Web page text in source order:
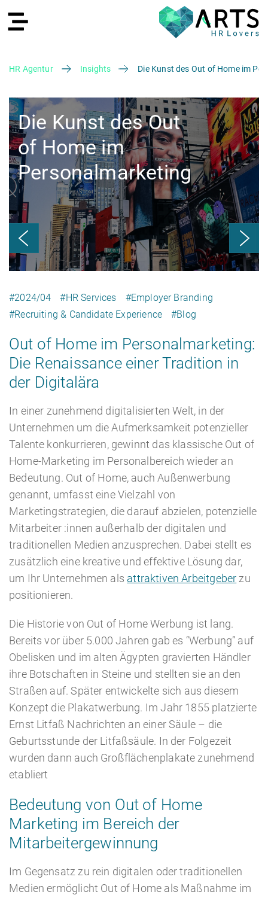
Recruiting
Recruiting Agentur
Recruiting as a Service
RPO
Active Sourcing
Personalvermittlung
HR Services
HR Services
HR Outsourcing
Onboarding
HR Audit
Lohnabrechnung
Karriere
Über ARTS
Blog
Referenzen
HR Agentur Insights Die Kunst des Out of Home im
Die Kunst des Out
of Home im
Personalmarketing
#2024/04 #HR Services
#Employer Branding
#Recruiting & Candidate Experience
#Blog
Out of Home im Personalmarketing:
Die Renaissance einer Tradition in
der Digitalära
In einer zunehmend digitalisierten Welt, in der
Unternehmen um die Aufmerksamkeit potenzieller
Talente konkurrieren, gewinnt das klassische Out of
Home-Marketing im Personalbereich wieder an
Bedeutung. Out of Home, auch Außenwerbung
genannt, umfasst eine Vielzahl von
Marketingstrategien, die darauf abzielen, potenzielle
Mitarbeiter :innen außerhalb der digitalen und
traditionellen Medien anzusprechen. Dabei stellt es
zusätzlich eine kreative und effektive Lösung dar,
um Ihr Unternehmen als attraktiven Arbeitgeber zu
positionieren.
Die Historie von Out of Home Werbung ist lang.
Bereits vor über 5.000 Jahren gab es “Werbung” auf
Obelisken und im alten Ägypten gravierten Händler
ihre Botschaften in Steine und stellten sie an den
Straßen auf. Später entwickelte sich aus diesem
Konzept die Plakatwerbung. Im Jahr 1855 platzierte
Ernst Litfaß Nachrichten an einer Säule – die
Geburtsstunde der Litfaßsäule. In der Folgezeit
wurden dann auch Großflächenplakate zunehmend
etabliert
Bedeutung von Out of Home
Marketing im Bereich der
Mitarbeitergewinnung
Im Gegensatz zu rein digitalen oder traditionellen
Medien ermöglicht Out of Home als Maßnahme im